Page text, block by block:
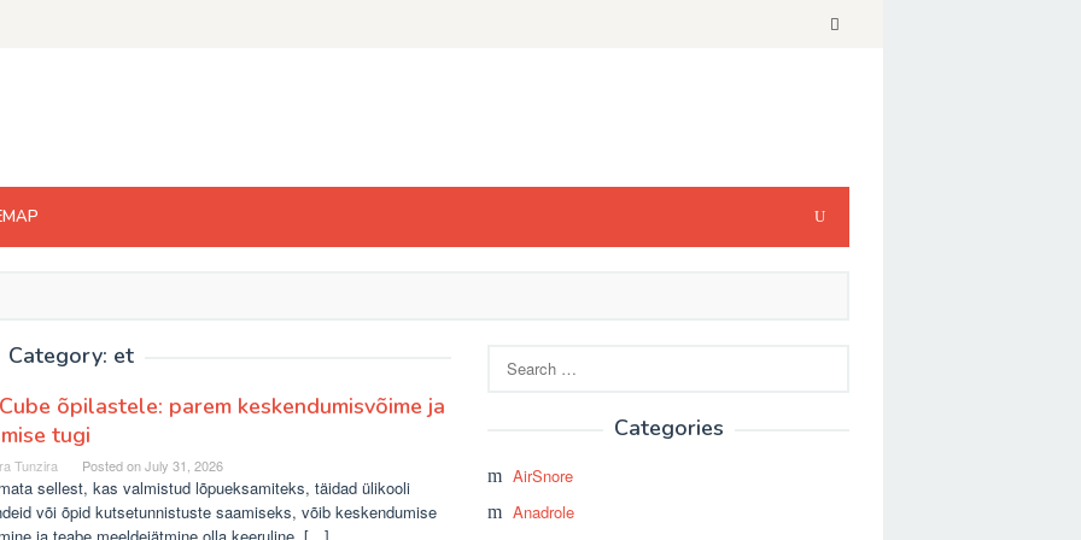
Category: et
õpilastele: parem keskendumisvõime ja
tugi
Tunzira Posted onJuly 31, 2026
sellest, kas valmistud lõpueksamiteks, täidad ülikooli
või õpid kutsetunnistuste saamiseks, võib keskendumise
for:
Categories
AirSnore
Anadrole